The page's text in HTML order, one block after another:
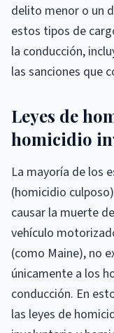
delito menor o un
estos tipos de
la conducción,
las sanciones que
Leyes de
homicidio
La mayoría de los
(homicidio
causar la muerte
vehículo
(como Maine), no
únicamente a los
conducción. En
las leyes de